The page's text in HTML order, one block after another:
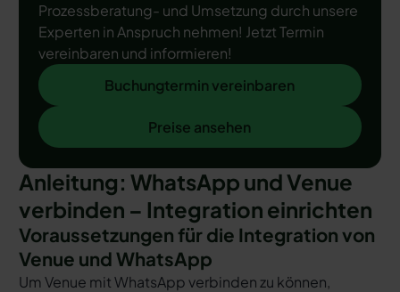
Prozessberatung- und Umsetzung durch unsere
Experten in Anspruch nehmen! Jetzt Termin
vereinbaren und informieren!
Buchungtermin vereinbaren
Buchungtermin vereinbaren
Preise ansehen
Preise ansehen
Anleitung: WhatsApp und Venue
verbinden – Integration einrichten
Voraussetzungen für die Integration von
Venue und WhatsApp
Um Venue mit WhatsApp verbinden zu können,